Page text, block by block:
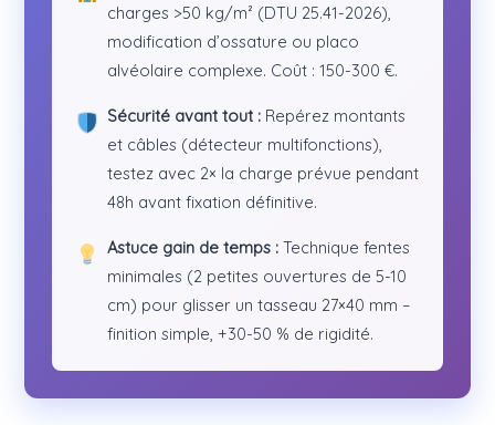
charges >50 kg/m² (DTU 25.41-2026),
modification d’ossature ou placo
alvéolaire complexe. Coût : 150-300 €.
Sécurité avant tout : Repérez montants
et câbles (détecteur multifonctions),
testez avec 2× la charge prévue pendant
48h avant fixation définitive.
Astuce gain de temps : Technique fentes
minimales (2 petites ouvertures de 5-10
cm) pour glisser un tasseau 27×40 mm –
finition simple, +30-50 % de rigidité.